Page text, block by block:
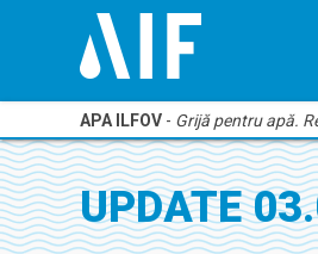
APA ILFOV - Grijă pentru apă.
UPDATE